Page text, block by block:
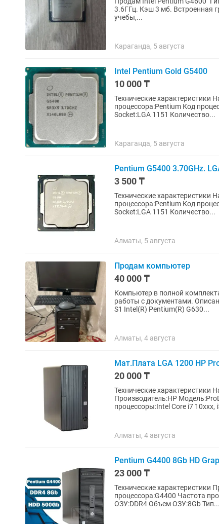
3.6ГГц. Кэш 3 мб. Встроенная графика: Intel HD Graphics 630. Подойдет для офисного ПК,
учебы,...
Караганда, 5 августа
Intel Pentium Gold G5400
10 000 ₸
Технические характеристики
процессора:Pentium Код
Socket:LGA 1151 Количество...
Караганда, 5 августа
Pentium G5400 3.70GHz.
3 500 ₸
Технические характеристики Наименование:Процессор Производитель:Intel Модель
процессора:Pentium Код
Socket:LGA 1151 Количество...
Алматы, 5 августа
Продам компьютер
40 000 ₸
Компьютер в полной
работы с документами. Описание характеристики ниже: Материнская плата Gigabyte GA-H61M-
S1 Intel(R) Pentium(R) G630...
Алматы, 4 августа
Мат.Плата LGA 1200 HP
20 000 ₸
Технические характеристики Наименование:Мат.Плата Разъем CPU:LGA 1200
Производитель:HP
процессоры:Intel Core i7 10xxx,
Алматы, 4 августа
Pentium G4400 8Gb HD
23 000 ₸
Технические характеристики Процессор:Pentium Производитель процессора:Intel Модель
процессора:G4400 Частота
ОЗУ:DDR4 Объем ОЗУ:8Gb Тип...